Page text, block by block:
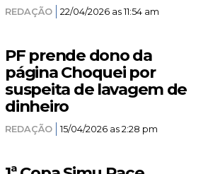
REDAÇÃO 22/04/2026 as 11:54 am
PF prende dono da
página Choquei por
suspeita de lavagem de
dinheiro
REDAÇÃO 15/04/2026 as 2:28 pm